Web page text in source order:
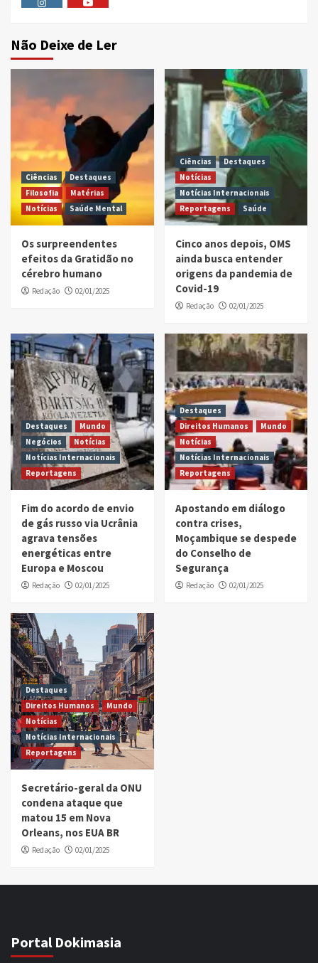
Não Deixe de Ler
Ciências
Destaques
Filosofia
Matérias
Notícias
Saúde Mental
Os surpreendentes
efeitos da Gratidão no
cérebro humano
Redação 02/01/2025
Ciências
Destaques
Notícias
Notícias Internacionais
Reportagens
Saúde
Cinco anos depois, OMS
ainda busca entender
origens da pandemia de
Covid-19
Redação 02/01/2025
Destaques
Mundo
Negócios
Notícias
Notícias Internacionais
Reportagens
Fim do acordo de envio
de gás russo via Ucrânia
agrava tensões
energéticas entre
Europa e Moscou
Redação 02/01/2025
Destaques
Direitos Humanos
Mundo
Notícias
Notícias Internacionais
Reportagens
Apostando em diálogo
contra crises,
Moçambique se despede
do Conselho de
Segurança
Redação 02/01/2025
Destaques
Direitos Humanos
Mundo
Notícias
Notícias Internacionais
Reportagens
Secretário-geral da ONU
condena ataque que
matou 15 em Nova
Orleans, nos EUA BR
Redação 02/01/2025
Portal Dokimasia